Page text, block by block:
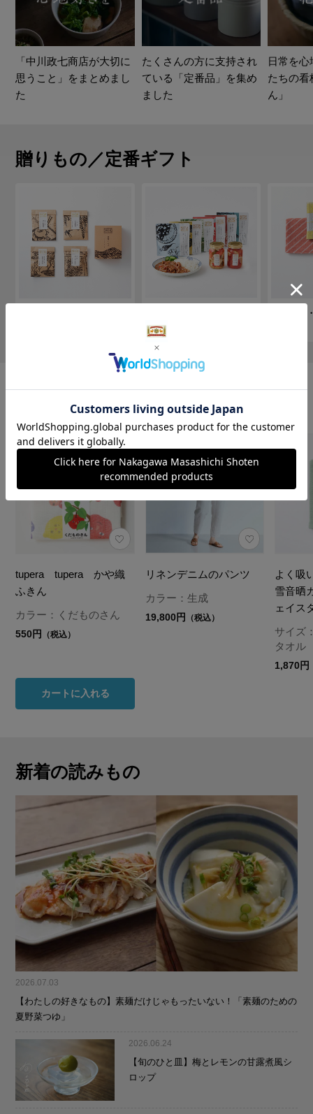
「中川政七商店が大切に
思うこと」をまとめまし
た
たくさんの方に支持され
ている「定番品」を集め
ました
日常を
たちの看
ん」
贈りもの／定番ギフト
記念日
tupera tupera かや織
ふきん
カラー：くだものさん
550円 （税込）
カートに入れる
リネンデニムのパンツ
カラー：生成
19,800円 （税込）
よく吸
雪音晒
ェイス
サイズ
タオル
1,870円
新着の読みもの
2026.07.03
【わたしの好きなもの】素麺だけじゃもったいない！「素麺のための
夏野菜つゆ」
2026.06.24
【旬のひと皿】梅とレモンの甘露煮風シ
ロップ